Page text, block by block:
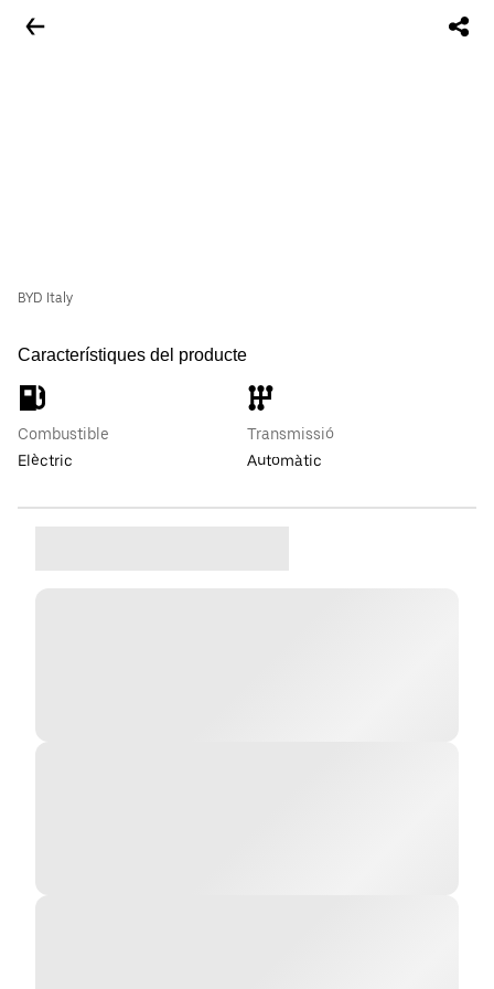
BYD Italy
Característiques del producte
Combustible
Elèctric
Transmissió
Automàtic